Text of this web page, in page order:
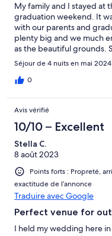
My family and I stayed at
graduation weekend. It
with our parents and
plenty big and we much
as the beautiful grounds.
and hang outside with
groundskeeper was very
wife live in the guest
are ever back in this area
Séjour de 4 nuits en mai 2024
0
Avis vérifié
10/10 – Excellent
Stella C.
8 août 2023
Points forts : Propreté,
exactitude de l’annonce
Traduire avec Google
Perfect venue for
I held my wedding here